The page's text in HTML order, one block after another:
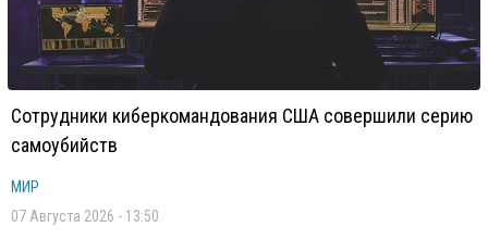
Сотрудники киберкомандования США совершили серию
самоубийств
МИР
07 Августа 2026 - 13:50